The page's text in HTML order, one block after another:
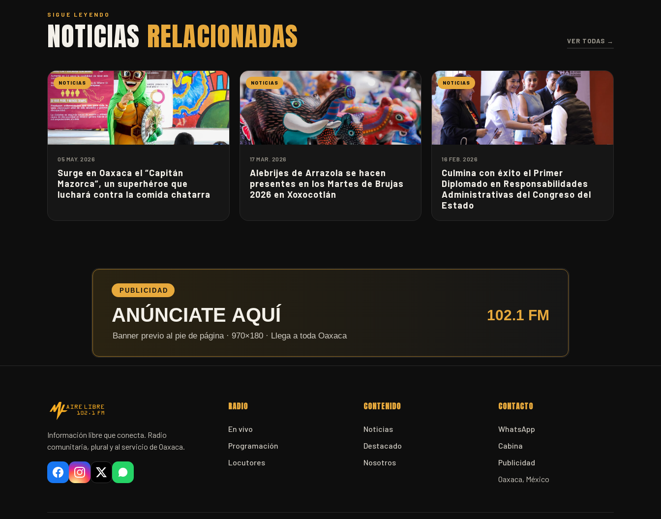
SIGUE LEYENDO
NOTICIAS RELACIONADAS VER TODAS →
NOTICIAS
05 MAY. 2026
Surge en Oaxaca el “Capitán
Mazorca”, un superhéroe que
luchará contra la comida chatarra
NOTICIAS
17 MAR. 2026
Alebrijes de Arrazola se hacen
presentes en los Martes de Brujas
2026 en Xoxocotlán
NOTICIAS
16 FEB. 2026
Culmina con éxito el Primer
Diplomado en Responsabilidades
Administrativas del Congreso del
Estado
Información libre que conecta. Radio
comunitaria, plural y al servicio de Oaxaca.
RADIO
En vivo
Programación
Locutores
CONTENIDO
Noticias
Destacado
Nosotros
CONTACTO
WhatsApp
Cabina
Publicidad
Oaxaca, México